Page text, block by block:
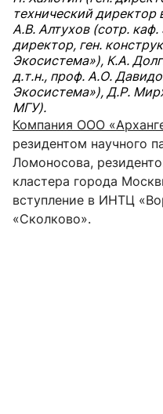
технический директор
А.В. Алтухов (сотр.
директор, ген.
Экосистема»), К.А.
д.т.н., проф. А.О.
Экосистема»), Д.Р.
МГУ).
Компания ООО
резидентом научного
Ломоносова,
кластера города
вступление в ИНТЦ
«Сколково».